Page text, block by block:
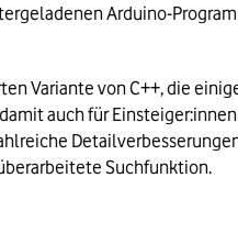
Arduino-
Variante von C++, die
auch für
Suchfunktion.